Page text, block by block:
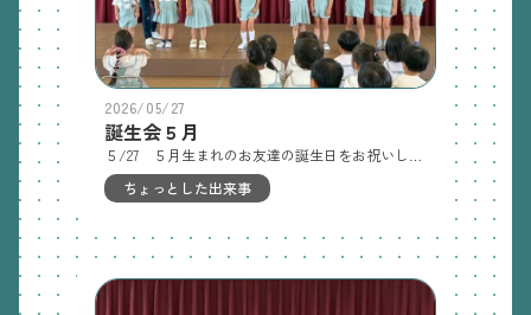
2026/05/27
誕生会５月
ちょっとした出来事